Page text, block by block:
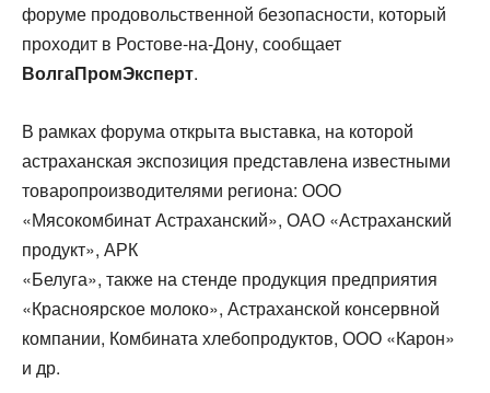
форуме продовольственной безопасности, который
проходит в Ростове-на-Дону, сообщает
ВолгаПромЭксперт.
В рамках форума открыта выставка, на которой
астраханская экспозиция представлена известными
товаропроизводителями региона: ООО
«Мясокомбинат Астраханский», ОАО «Астраханский
продукт», АРК
«Белуга», также на стенде продукция предприятия
«Красноярское молоко», Астраханской консервной
компании, Комбината хлебопродуктов, ООО «Карон»
и др.